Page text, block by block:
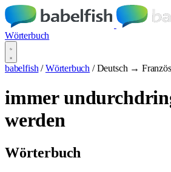
Wörterbuch
babelfish / Wörterbuch / Deutsch →
immer
werden
Wörterbuch